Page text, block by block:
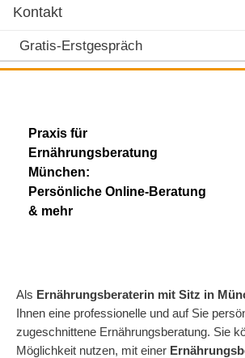
Kontakt
Gratis-Erstgespräch
Praxis für
Ernährungsberatung
München:
Persönliche Online-Beratung
& mehr
Als Ernährungsberaterin mit Sitz in
Ihnen eine professionelle und auf Sie
zugeschnittene Ernährungsberatung. Sie
Möglichkeit nutzen, mit einer